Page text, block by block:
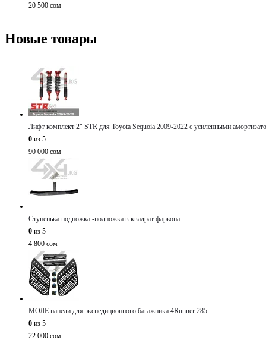
20 500 сом
Новые товары
Лифт комплект 2" STR для Toyota Sequoia 2009-2022 с усиленными
0 из 5
90 000 сом
Ступенька подножка -подножка в квадрат фаркопа
0 из 5
4 800 сом
МОЛЕ панели для экспедиционного багажника 4Runner 285
0 из 5
22 000 сом